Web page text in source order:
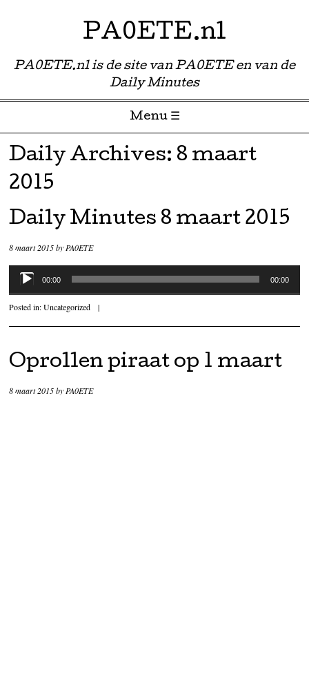
PA0ETE.nl
PA0ETE.nl is de site van PA0ETE en van de
Daily Minutes
Menu ☰
Skip to content
Daily Archives: 8 maart
2015
Daily Minutes 8 maart 2015
8 maart 2015byPA0ETE
Audiospeler
00:00 00:00
Posted in:Uncategorized |
Oprollen piraat op 1 maart
8 maart 2015by PA0ETE